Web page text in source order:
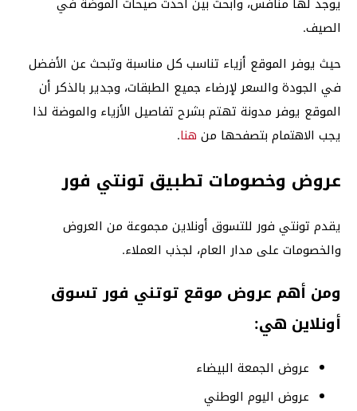
الصيف.
حيث يوفر الموقع أزياء تناسب كل مناسبة وتبحث عن الأفضل
في الجودة والسعر لإرضاء جميع الطبقات، وجدير بالذكر أن
الموقع يوفر مدونة تهتم بشرح تفاصيل الأزياء والموضة لذا
يجب الاهتمام بتصفحها من هنا.
عروض وخصومات تطبيق تونتي فور
يقدم تونتي فور للتسوق أونلاين مجموعة من العروض
والخصومات على مدار العام، لجذب العملاء.
ومن أهم عروض موقع توتني فور تسوق
أونلاين هي:
عروض الجمعة البيضاء
عروض اليوم الوطني